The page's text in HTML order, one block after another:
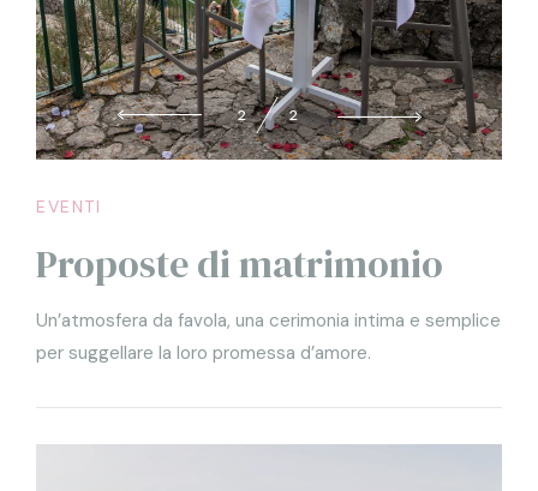
2 2
EVENTI
Proposte di matrimonio
Un’atmosfera da favola, una cerimonia intima e semplice
per suggellare la loro promessa d’amore.